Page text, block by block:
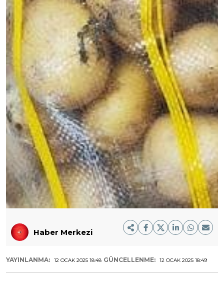
Haber Merkezi
YAYINLANMA: 12 OCAK 2025 18:48 GÜNCELLENME: 12 OCAK 2025 18:49